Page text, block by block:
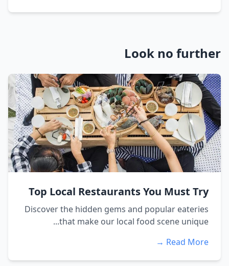
Look no further
Top Local Restaurants You Must Try
Discover the hidden gems and popular eateries
that make our local food scene unique...
Read More →